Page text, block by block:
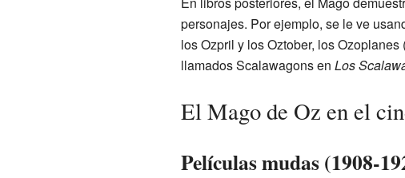
personajes. Por ejemplo, se le ve
los Ozpril y los Oztober, los
llamados Scalawagons en Los
El Mago de Oz en el
Películas mudas (1908-